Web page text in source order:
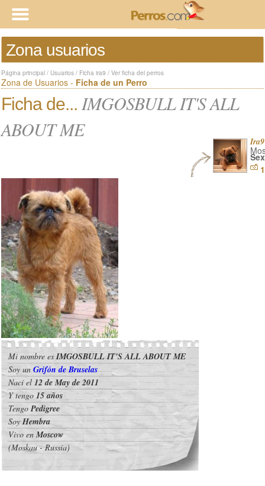
Zona usuarios
Página principal / Usuarios / Ficha ira9 / Ver ficha del perros
Zona de Usuarios - Ficha de un Perro
Ficha de... IMGOSBULL IT'S ALL
ABOUT ME
Ira9
Mi nombre esIMGOSBULL IT'S ALL ABOUT ME
Soy un Grifón de Bruselas
Nací el 12 de May de 2011
Y tengo 15 años
TengoPedigree
SoyHembra
Vivo enMoscow
(Moskau - Russia)